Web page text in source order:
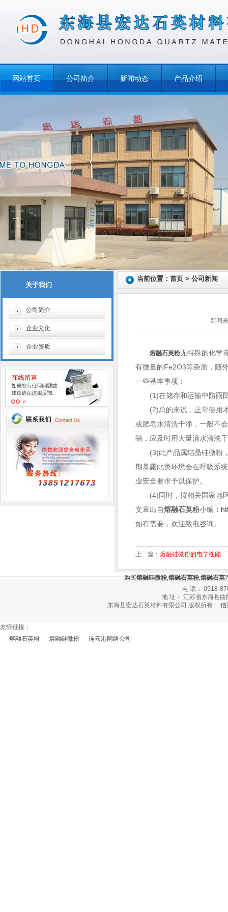
网站首页 公司简介 新闻动态 产品介绍
关于我们
公司简介
企业文化
企业资质
当前位置：首页 > 公司新闻
新闻
熔融石英粉无特殊的化学
有微量的Fe2O3等杂质，随
一些基本事项：
(1)在储存和运输中防雨防
(2)总的来说，正常使用本
或肥皂水清洗干净，一般不
睛，应及时用大量清水清洗
(3)此产品属结晶硅微粉，
期暴露此类环境会在呼吸系
业安全要求予以保护。
(4)同时，按相关国家地
文章出自熔融石英粉小编：
如有需要，欢迎致电咨询。
上一篇：熔融硅微粉的电学性能
购买熔融硅微粉,熔融石英粉,熔融石英
电 话： 0518-
地 址： 江苏省东海县
东海县宏达石英材料有限公司 版权所有 |信
友情链接：
熔融石英粉
熔融硅微粉 连云港网络公司